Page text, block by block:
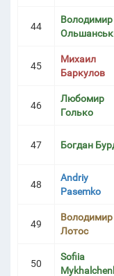
44
Володимир
45
Михаил
Баркулов
46
Любомир
Голько
47 Богдан
48
Andriy
Pasemko
49
Володимир
Лотос
50
Sofiia